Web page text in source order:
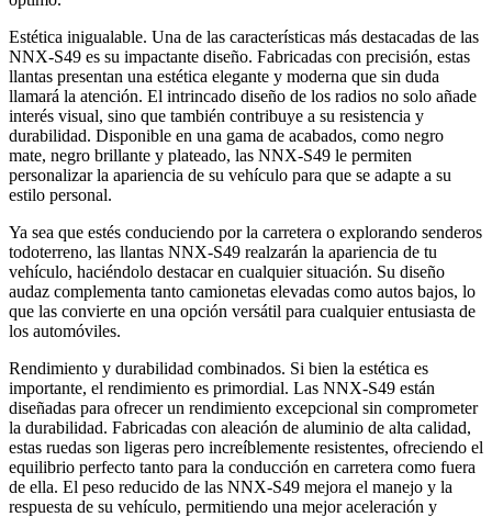
Estética inigualable. Una de las características más destacadas de las
NNX-S49 es su impactante diseño. Fabricadas con precisión, estas
llantas presentan una estética elegante y moderna que sin duda
llamará la atención. El intrincado diseño de los radios no solo añade
interés visual, sino que también contribuye a su resistencia y
durabilidad. Disponible en una gama de acabados, como negro
mate, negro brillante y plateado, las NNX-S49 le permiten
personalizar la apariencia de su vehículo para que se adapte a su
estilo personal.
Ya sea que estés conduciendo por la carretera o explorando senderos
todoterreno, las llantas NNX-S49 realzarán la apariencia de tu
vehículo, haciéndolo destacar en cualquier situación. Su diseño
audaz complementa tanto camionetas elevadas como autos bajos, lo
que las convierte en una opción versátil para cualquier entusiasta de
los automóviles.
Rendimiento y durabilidad combinados. Si bien la estética es
importante, el rendimiento es primordial. Las NNX-S49 están
diseñadas para ofrecer un rendimiento excepcional sin comprometer
la durabilidad. Fabricadas con aleación de aluminio de alta calidad,
estas ruedas son ligeras pero increíblemente resistentes, ofreciendo el
equilibrio perfecto tanto para la conducción en carretera como fuera
de ella. El peso reducido de las NNX-S49 mejora el manejo y la
respuesta de su vehículo, permitiendo una mejor aceleración y